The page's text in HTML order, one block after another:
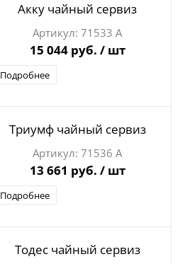
Акку чайный сервиз
71533 А
15 044 руб. / шт
Подробнее
Триумф чайный сервиз
71536 А
13 661 руб. / шт
Подробнее
Тодес чайный сервиз